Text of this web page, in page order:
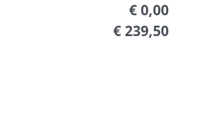
€ 0,00
€ 239,50